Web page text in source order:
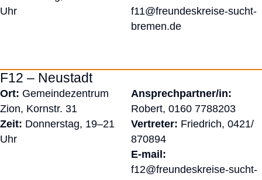
Uhr
f11@freundeskreise-sucht-
bremen.de
F12 – Neustadt
Ort: Gemeindezentrum
Zion, Kornstr. 31
Zeit: Donnerstag, 19–21
Uhr
Ansprechpartner/in:
Robert, 0160 7788203
Vertreter: Friedrich, 0421/
870894
E-mail:
f12@freundeskreise-sucht-